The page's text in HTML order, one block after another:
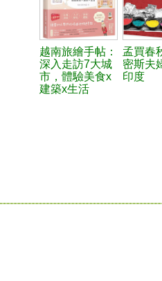
越南旅繪手帖：
深入走訪7大城
市，體驗美食x
建築x生活
孟買春
密斯夫
印度